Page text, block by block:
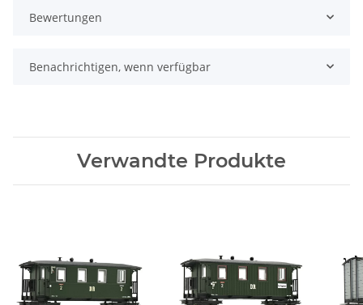
Bewertungen
Benachrichtigen, wenn verfügbar
Verwandte Produkte